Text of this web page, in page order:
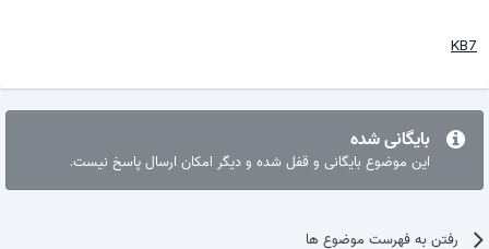
KB7
بایگانی شده
این موضوع بایگانی و قفل شده و دیگر امکان ارسال پاسخ نیست.
رفتن به فهرست موضوع ها